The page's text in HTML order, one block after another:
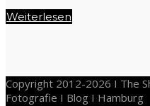
Weiterlesen
Copyright 2012-2026 I The
Fotografie I Blog I Hamburg